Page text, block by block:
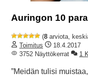
Auringon 10
(8 arviota,
Toimitus
18.4.2017
3752 Näyttökerrat
1
”Meidän tulisi